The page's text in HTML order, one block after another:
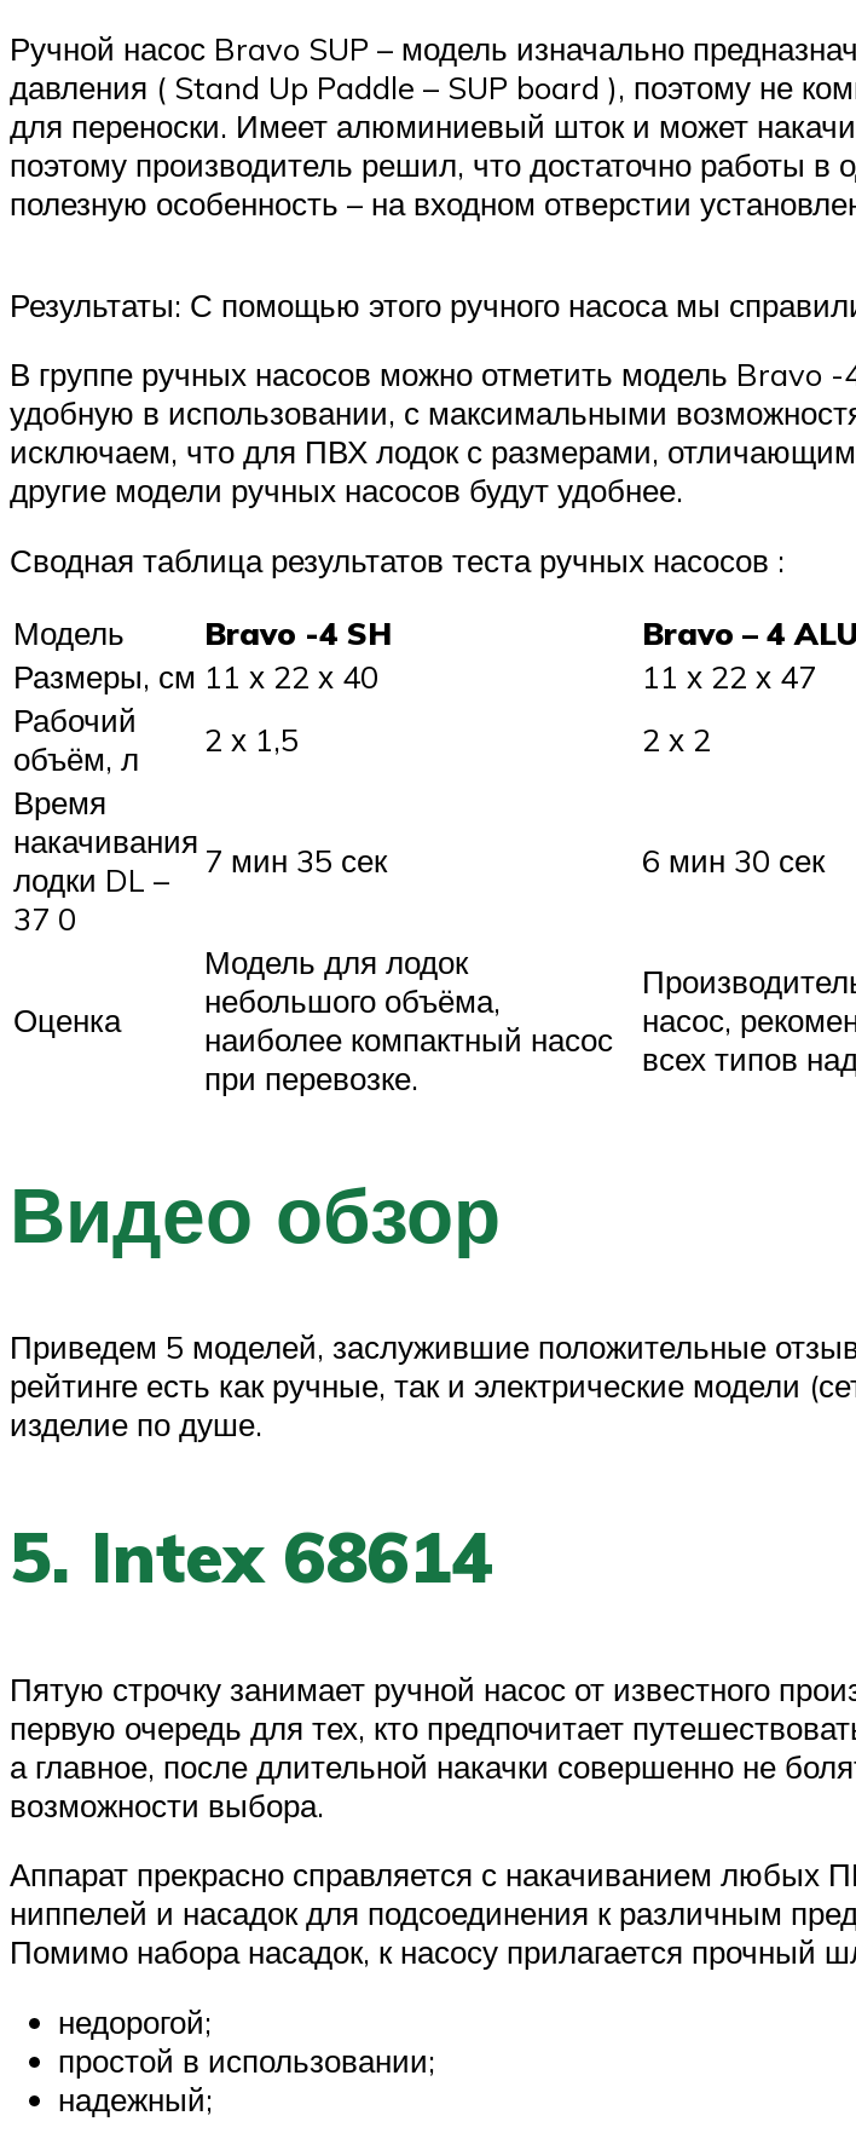
Ручной насос Bravo SUP – модель изначально
давления ( Stand Up Paddle – SUP board ), поэтому не
для переноски. Имеет алюминиевый шток и может
поэтому производитель решил, что достаточно работы
полезную особенность – на входном отверстии
Результаты: С помощью этого ручного насоса мы
В группе ручных насосов можно отметить модель Bravo -
удобную в использовании, с максимальными
исключаем, что для ПВХ лодок с размерами,
другие модели ручных насосов будут удобнее.
Сводная таблица результатов теста ручных насосов :
Модель
Bravo -4 SH Bravo – 4
Размеры, см 11 х 22 х 40 11 х 22 х 47
Рабочий
объём, л
2 х 1,5 2 х 2
Время
накачивания
лодки DL –
37 0
7 мин 35 сек 6 мин 30 сек
Оценка
Модель для лодок
небольшого объёма,
наиболее компактный насос
при перевозке.
насос,
всех типов
Видео обзор
Приведем 5 моделей, заслужившие положительные
рейтинге есть как ручные, так и электрические модели
изделие по душе.
5. Intex 68614
Пятую строчку занимает ручной насос от известного
первую очередь для тех, кто предпочитает
а главное, после длительной накачки совершенно не
возможности выбора.
Аппарат прекрасно справляется с накачиванием любых
ниппелей и насадок для подсоединения к различным
Помимо набора насадок, к насосу прилагается прочный
недорогой;
простой в использовании;
надежный;